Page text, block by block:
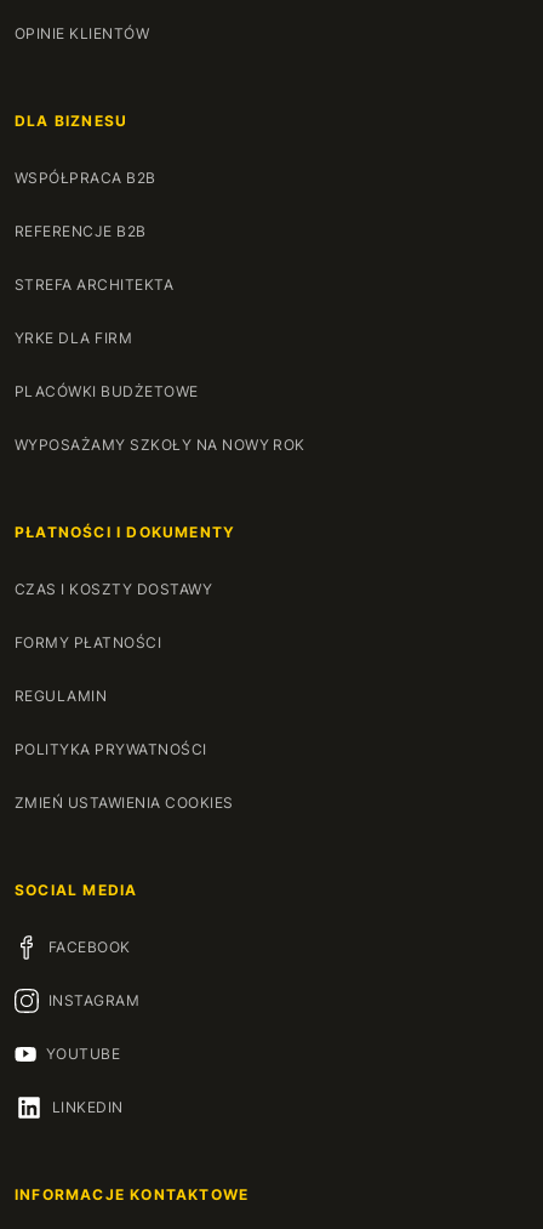
OPINIE KLIENTÓW
DLA BIZNESU
WSPÓŁPRACA B2B
REFERENCJE B2B
STREFA ARCHITEKTA
YRKE DLA FIRM
PLACÓWKI BUDŻETOWE
WYPOSAŻAMY SZKOŁY NA NOWY ROK
PŁATNOŚCI I DOKUMENTY
CZAS I KOSZTY DOSTAWY
FORMY PŁATNOŚCI
REGULAMIN
POLITYKA PRYWATNOŚCI
ZMIEŃ USTAWIENIA COOKIES
SOCIAL MEDIA
FACEBOOK
INSTAGRAM
YOUTUBE
LINKEDIN
INFORMACJE KONTAKTOWE